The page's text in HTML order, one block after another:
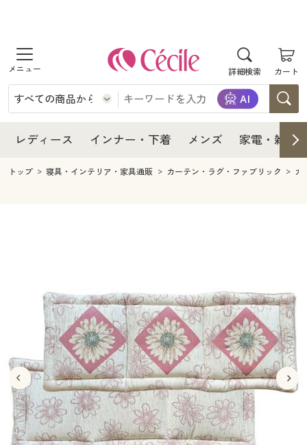
詳細検索 カート
商品を探す
レディース
レディースファッション
インナー・下着
インナー・下着通販すべて
メンズ
キッチン・雑貨・日用品
家具・収納
寝具・ベッド
カーテン・ラグ・ファブリック
美容・健康通販すべて
美容・健康・サプリメント
制服・スクール
制服・スクールすべて
制服・学生服
ジュニア・ティーンズ下着
大きいサイズ
大きいサイズ通販すべて
大きいサイズ レディース服
バーゲン
バーゲンセール
詳細検索
レディース インナー・下着 メンズ 家電・雑貨
レディース
レディース通販すべて
レディースファッション
インナー・下着
インナー・下着通販すべて
メンズ
寝具・ベッド
カーテン・ラグ・ファブリック
美容・健康・サプリメント
制服・スクールすべて
制服・学生服
ジュニア・ティーンズ下着
大きいサイズ
大きいサイズ通販すべて
大きいサイズ レディース服
大きいサイズ レディース下着
バーゲン
バーゲンセール
シークレットセール
詳細検索
商品カテゴリ一覧
トップ 寝具・インテリア・家具通販 カーテン・ラグ・ファブリック カ